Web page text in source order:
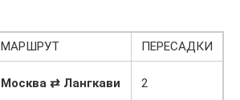
МАРШРУТ
ПЕРЕСАДКИ
Москва ⇄ Лангкави 2